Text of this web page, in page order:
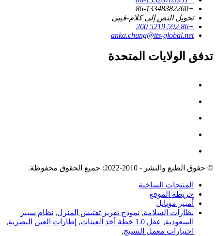
+86-13348382260
تحويل النص إلى كلام-فيبي
+86 592 5219 260
anka.chung@tts-global.net
تدفق الولايات المتحدة
© حقوق الطبع والنشر - 2010-2022: جميع الحقوق محفوظة.
المنتجات الساخنة
خريطة الموقع
أمبير موبايل
نظارات السلامة, نموذج تقرير تفتيش المنزل, نظام سيبر
السعودية, عقل 1.0 خطة أخذ العينات , إطارات العين البصرية,
اختبارات معمل النسيج,